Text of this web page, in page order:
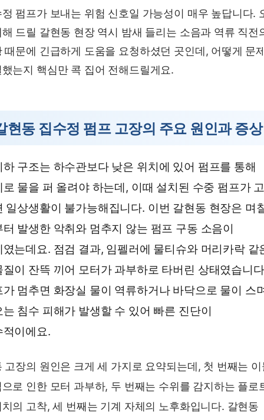
펌프가 보내는 위험 신호일 가능성이 매우 높답니다.
드릴 갈현동 현장 역시 밤새 들리는 소음과 역류 직전
때문에 긴급하게 도움을 요청하셨던 곳인데, 어떻게 문
는지 핵심만 콕 집어 전해드릴게요.
현동 집수정 펌프 고장의 주요 원인과 증상
하 구조는 하수관보다 낮은 위치에 있어 펌프를 통해
로 물을 퍼 올려야 하는데, 이때 설치된 수중 펌프가
일상생활이 불가능해집니다. 이번 갈현동 현장은 며
터 발생한 악취와 멈추지 않는 펌프 구동 소음이
였는데요. 점검 결과, 임펠러에 물티슈와 머리카락 같
질이 잔뜩 끼어 모터가 과부하로 타버린 상태였습니
가 멈추면 화장실 물이 역류하거나 바닥으로 물이 스
는 침수 피해가 발생할 수 있어 빠른 진단이
적이에요.
고장의 원인은 크게 세 가지로 요약되는데, 첫 번째는
로 인한 모터 과부하, 두 번째는 수위를 감지하는 플로
의 고착, 세 번째는 기계 자체의 노후화입니다. 갈현동